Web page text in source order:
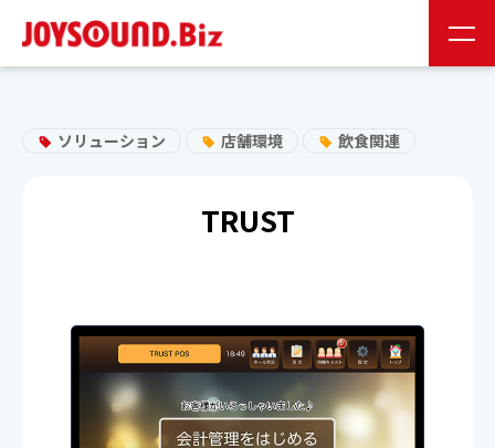
0120-141-224
JOYSOUNDの特長
ソリューション 店舗環境 飲食関連
TRUST